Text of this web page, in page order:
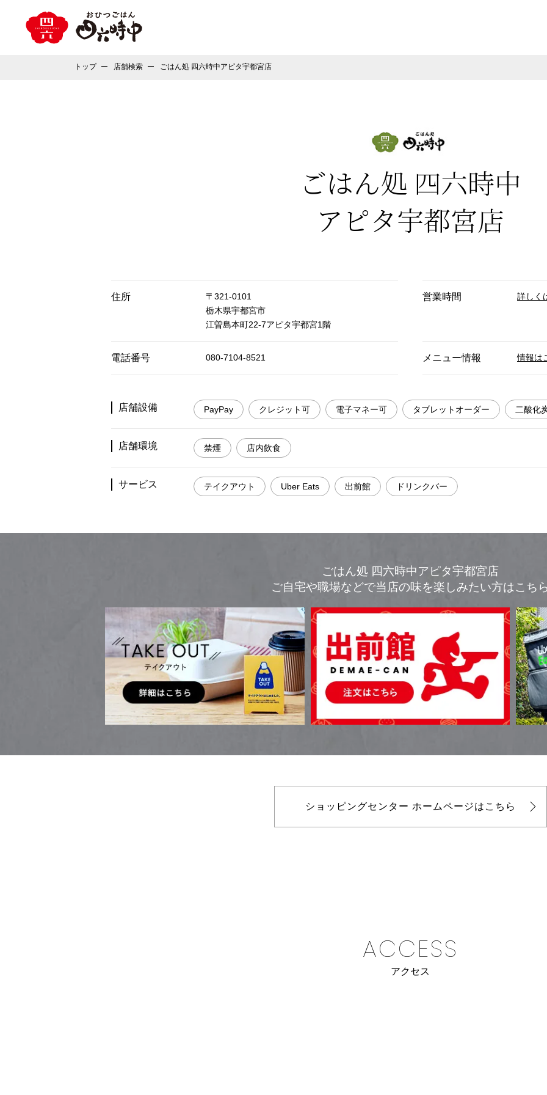
トップ 店舗検索 ごはん処 四六時中アピタ宇都宮店
ごはん処 四六時中
アピタ宇都宮店
住所
〒321-0101
栃木県宇都宮市
江曽島本町22-7アピタ宇都宮1階
営業時間 詳しく
電話番号 080-7104-8521 メニュー情報 情報は
店舗設備 PayPay クレジット可 電子マネー可 タブレットオーダー 二酸化
店舗環境 禁煙 店内飲食
サービス テイクアウト Uber Eats 出前館 ドリンクバー
ごはん処 四六時中アピタ宇都宮店
ご自宅や職場などで当店の味を楽しみたい方はこち
ショッピングセンター ホームページはこちら
ACCESS
アクセス